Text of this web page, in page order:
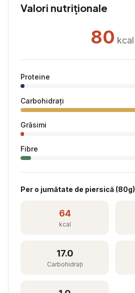
Valori nutriționale
80 kcal
Proteine
Carbohidrați
Grăsimi
Fibre
Per o jumătate de piersică (80g)
64
kcal
17.0
Carbohidrați